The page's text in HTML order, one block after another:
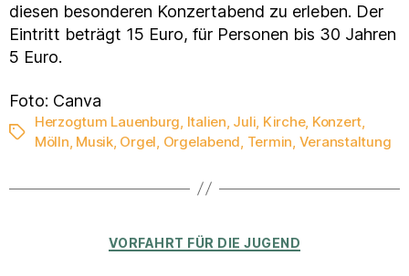
diesen besonderen Konzertabend zu erleben. Der
Eintritt beträgt 15 Euro, für Personen bis 30 Jahren
5 Euro.
Foto: Canva
Schlagwörter
Herzogtum Lauenburg, Italien, Juli, Kirche, Konzert,
Mölln, Musik, Orgel, Orgelabend, Termin, Veranstaltung
Kategorien
VORFAHRT FÜR DIE JUGEND